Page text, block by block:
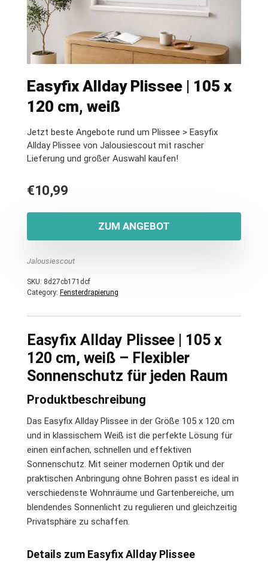
Easyfix Allday Plissee | 105 x
120 cm, weiß
Jetzt beste Angebote rund um Plissee > Easyfix
Allday Plissee von Jalousiescout mit rascher
Lieferung und großer Auswahl kaufen!
€10,99
ZUM ANGEBOT
Jalousiescout
SKU: 8d27cb171dcf
Category: Fensterdrapierung
Easyfix Allday Plissee | 105 x
120 cm, weiß – Flexibler
Sonnenschutz für jeden Raum
Produktbeschreibung
Das Easyfix Allday Plissee in der Größe 105 x 120 cm
und in klassischem Weiß ist die perfekte Lösung für
einen einfachen, schnellen und effektiven
Sonnenschutz. Mit seiner modernen Optik und der
praktischen Anbringung ohne Bohren passt es ideal in
verschiedenste Wohnräume und Gartenbereiche, um
blendendes Sonnenlicht zu regulieren und gleichzeitig
Privatsphäre zu schaffen.
Details zum Easyfix Allday Plissee